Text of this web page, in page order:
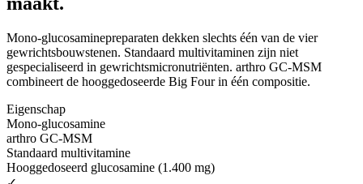
Mono-glucosaminepreparaten dekken slechts één van de vier
gewrichtsbouwstenen. Standaard multivitaminen zijn niet
gespecialiseerd in gewrichtsmicronutriënten. arthro GC-MSM
combineert de hooggedoseerde Big Four in één compositie.
Eigenschap
Mono-glucosamine
arthro GC-MSM
Standaard multivitamine
Hooggedoseerd glucosamine (1.400 mg)